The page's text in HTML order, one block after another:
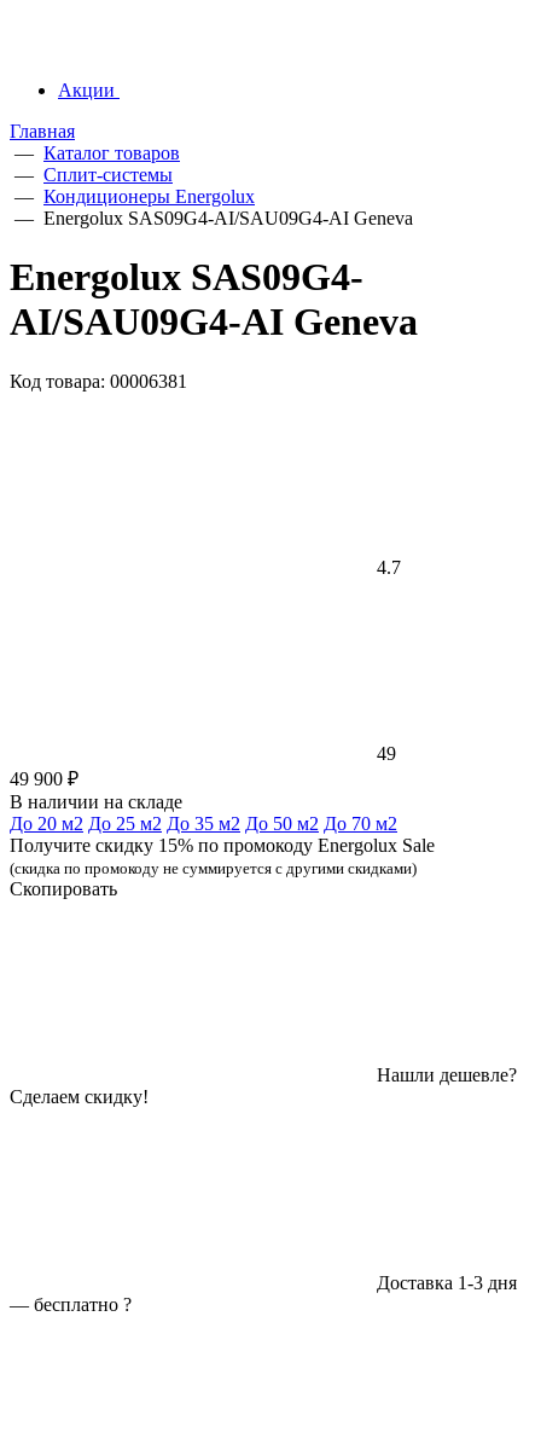
Акции
Главная
— Каталог товаров
— Сплит-системы
— Кондиционеры Energolux
— Energolux SAS09G4-AI/SAU09G4-AI Geneva
Energolux SAS09G4-
AI/SAU09G4-AI Geneva
Код товара: 00006381
4.7
49
49 900 ₽
В наличии на складе
До 20 м2 До 25 м2 До 35 м2 До 50 м2 До 70 м2
Получите скидку 15% по промокоду Energolux Sale
(скидка по промокоду не суммируется с другими скидками)
Скопировать
Нашли дешевле?
Сделаем скидку!
Доставка 1-3 дня
— бесплатно ?